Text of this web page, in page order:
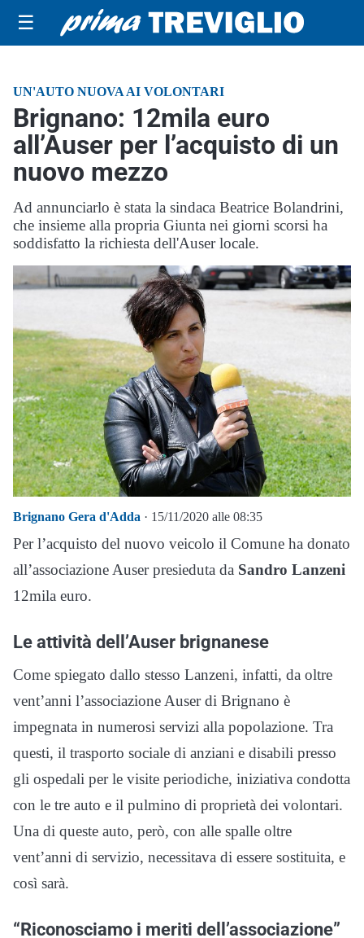
☰
UN'AUTO NUOVA AI VOLONTARI
Brignano: 12mila euro
all’Auser per l’acquisto di un
nuovo mezzo
Ad annunciarlo è stata la sindaca Beatrice Bolandrini,
che insieme alla propria Giunta nei giorni scorsi ha
soddisfatto la richiesta dell'Auser locale.
Brignano Gera d'Adda · 15/11/2020 alle 08:35
Per l’acquisto del nuovo veicolo il Comune ha donato
all’associazione Auser presieduta da Sandro Lanzeni
12mila euro.
Le attività dell’Auser brignanese
Come spiegato dallo stesso Lanzeni, infatti, da oltre
vent’anni l’associazione Auser di Brignano è
impegnata in numerosi servizi alla popolazione. Tra
questi, il trasporto sociale di anziani e disabili presso
gli ospedali per le visite periodiche, iniziativa condotta
con le tre auto e il pulmino di proprietà dei volontari.
Una di queste auto, però, con alle spalle oltre
vent’anni di servizio, necessitava di essere sostituita, e
così sarà.
“Riconosciamo i meriti dell’associazione”